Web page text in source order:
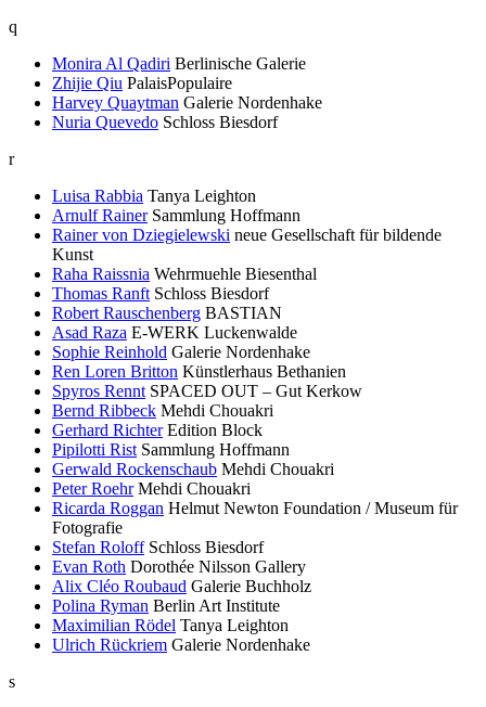
q
Monira Al Qadiri Berlinische Galerie
Zhijie Qiu PalaisPopulaire
Harvey Quaytman Galerie Nordenhake
Nuria Quevedo Schloss Biesdorf
r
Luisa Rabbia Tanya Leighton
Arnulf Rainer Sammlung Hoffmann
Rainer von Dziegielewski neue Gesellschaft für bildende
Kunst
Raha Raissnia Wehrmuehle Biesenthal
Thomas Ranft Schloss Biesdorf
Robert Rauschenberg BASTIAN
Asad Raza E-WERK Luckenwalde
Sophie Reinhold Galerie Nordenhake
Ren Loren Britton Künstlerhaus Bethanien
Spyros Rennt SPACED OUT – Gut Kerkow
Bernd Ribbeck Mehdi Chouakri
Gerhard Richter Edition Block
Pipilotti Rist Sammlung Hoffmann
Gerwald Rockenschaub Mehdi Chouakri
Peter Roehr Mehdi Chouakri
Ricarda Roggan Helmut Newton Foundation / Museum für
Fotografie
Stefan Roloff Schloss Biesdorf
Evan Roth Dorothée Nilsson Gallery
Alix Cléo Roubaud Galerie Buchholz
Polina Ryman Berlin Art Institute
Maximilian Rödel Tanya Leighton
Ulrich Rückriem Galerie Nordenhake
s